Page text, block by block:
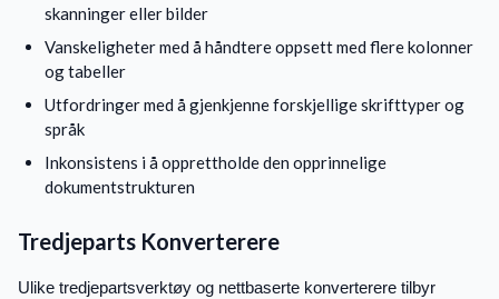
skanninger eller bilder
Vanskeligheter med å håndtere oppsett med flere kolonner
og tabeller
Utfordringer med å gjenkjenne forskjellige skrifttyper og
språk
Inkonsistens i å opprettholde den opprinnelige
dokumentstrukturen
Tredjeparts Konverterere
Ulike tredjepartsverktøy og nettbaserte konverterere tilbyr